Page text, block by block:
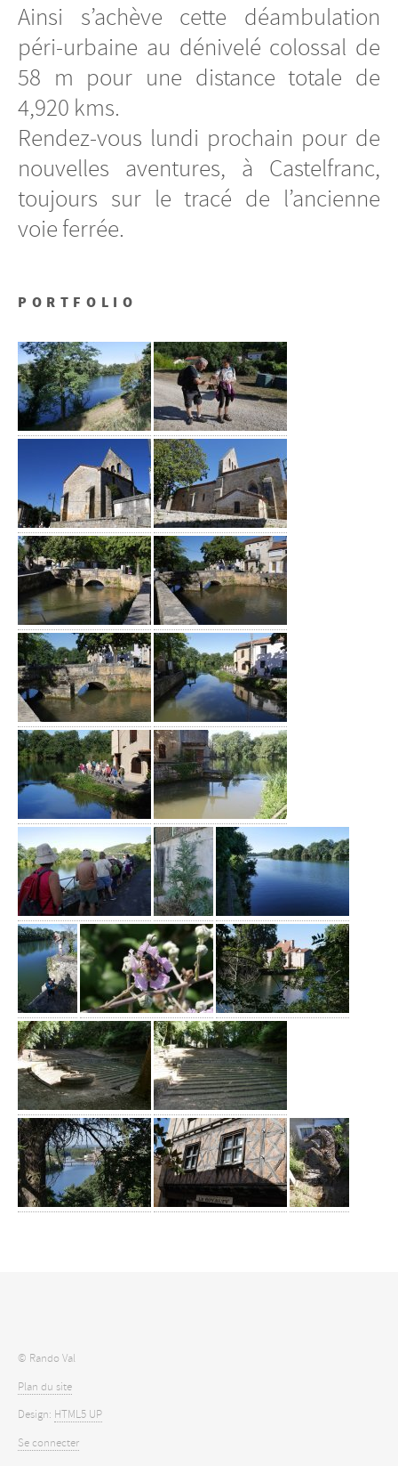
Ainsi s’achève cette déambulation
péri-urbaine au dénivelé colossal de
58 m pour une distance totale de
4,920 kms.
Rendez-vous lundi prochain pour de
nouvelles aventures, à Castelfranc,
toujours sur le tracé de l’ancienne
voie ferrée.
PORTFOLIO
© Rando Val
Plan du site
Design: HTML5 UP
Se connecter